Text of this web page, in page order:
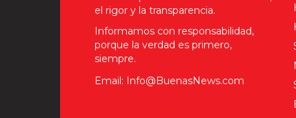
el rigor y la transparencia.
Informamos con responsabilidad,
porque la verdad es primero,
siempre.
Email: Info@BuenasNews.com